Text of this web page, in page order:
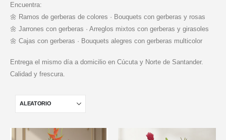
Encuentra:
🌼 Ramos de gerberas de colores · Bouquets con gerberas y rosas
🌼 Jarrones con gerberas · Arreglos mixtos con gerberas y girasoles
🌼 Cajas con gerberas · Bouquets alegres con gerberas multicolor
Entrega el mismo día a domicilio en Cúcuta y Norte de Santander.
Calidad y frescura.